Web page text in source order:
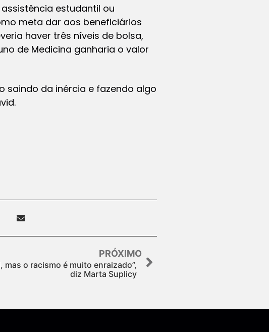
estudantil ou
meta dar aos beneficiários
haver três níveis de bolsa,
de Medicina ganharia o valor
saindo da inércia e fazendo algo
PRÓXIMO
mas o racismo é muito enraizado”,
diz Marta Suplicy